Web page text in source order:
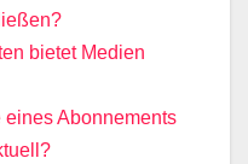
bietet Medien
Abonnements